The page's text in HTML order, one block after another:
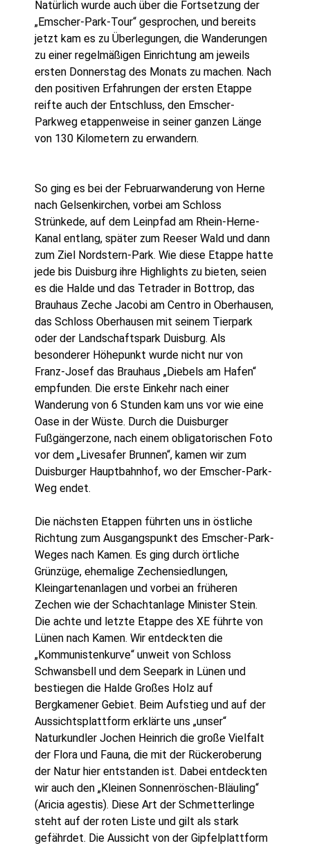
Natürlich wurde auch über die Fortsetzung der
„Emscher-Park-Tour“ gesprochen, und bereits
jetzt kam es zu Überlegungen, die Wanderungen
zu einer regelmäßigen Einrichtung am jeweils
ersten Donnerstag des Monats zu machen. Nach
den positiven Erfahrungen der ersten Etappe
reifte auch der Entschluss, den Emscher-
Parkweg etappenweise in seiner ganzen Länge
von 130 Kilometern zu erwandern.
So ging es bei der Februarwanderung von Herne
nach Gelsenkirchen, vorbei am Schloss
Strünkede, auf dem Leinpfad am Rhein-Herne-
Kanal entlang, später zum Reeser Wald und dann
zum Ziel Nordstern-Park. Wie diese Etappe hatte
jede bis Duisburg ihre Highlights zu bieten, seien
es die Halde und das Tetrader in Bottrop, das
Brauhaus Zeche Jacobi am Centro in Oberhausen,
das Schloss Oberhausen mit seinem Tierpark
oder der Landschaftspark Duisburg. Als
besonderer Höhepunkt wurde nicht nur von
Franz-Josef das Brauhaus „Diebels am Hafen“
empfunden. Die erste Einkehr nach einer
Wanderung von 6 Stunden kam uns vor wie eine
Oase in der Wüste. Durch die Duisburger
Fußgängerzone, nach einem obligatorischen Foto
vor dem „Livesafer Brunnen“, kamen wir zum
Duisburger Hauptbahnhof, wo der Emscher-Park-
Weg endet.
Die nächsten Etappen führten uns in östliche
Richtung zum Ausgangspunkt des Emscher-Park-
Weges nach Kamen. Es ging durch örtliche
Grünzüge, ehemalige Zechensiedlungen,
Kleingartenanlagen und vorbei an früheren
Zechen wie der Schachtanlage Minister Stein.
Die achte und letzte Etappe des XE führte von
Lünen nach Kamen. Wir entdeckten die
„Kommunistenkurve“ unweit von Schloss
Schwansbell und dem Seepark in Lünen und
bestiegen die Halde Großes Holz auf
Bergkamener Gebiet. Beim Aufstieg und auf der
Aussichtsplattform erklärte uns „unser“
Naturkundler Jochen Heinrich die große Vielfalt
der Flora und Fauna, die mit der Rückeroberung
der Natur hier entstanden ist. Dabei entdeckten
wir auch den „Kleinen Sonnenröschen-Bläuling“
(Aricia agestis). Diese Art der Schmetterlinge
steht auf der roten Liste und gilt als stark
gefährdet. Die Aussicht von der Gipfelplattform